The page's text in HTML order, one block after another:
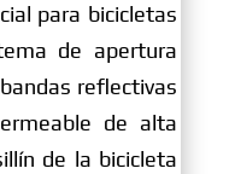
para bicicletas
de apertura
reflectivas
de alta
de la bicicleta